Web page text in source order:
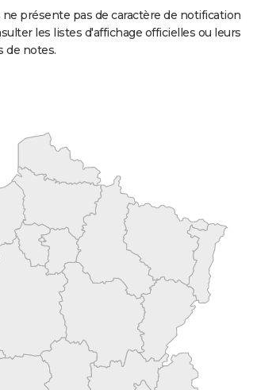
présente pas de caractère de notification
les listes d'affichage officielles ou leurs
de notes.